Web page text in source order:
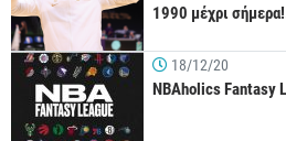
1990 μέχρι
18/12/20
NBAholics Fantasy